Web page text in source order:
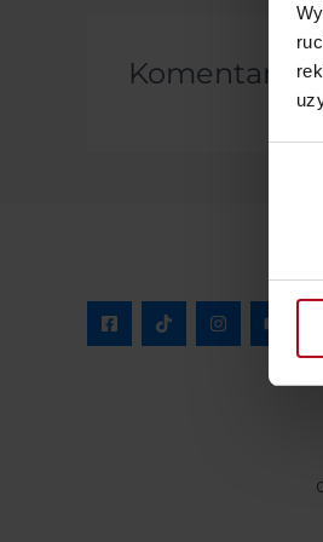
Komentarze